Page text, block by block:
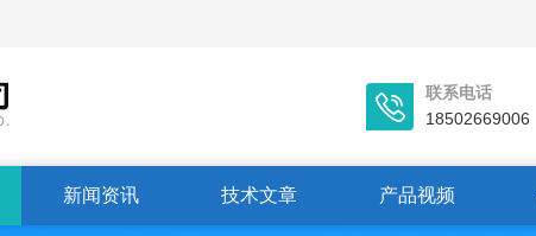
联系电话
18502669006
新闻资讯 技术文章 产品视频